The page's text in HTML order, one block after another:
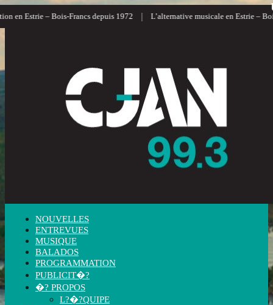
en Estrie – Bois-Francs depuis 1972 | L’alternative musicale en Estrie – Bois-
NOUVELLES
ENTREVUES
MUSIQUE
BALADOS
PROGRAMMATION
PUBLICIT�?
�? PROPOS
L?�?QUIPE